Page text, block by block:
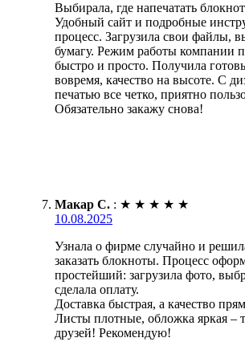
Выбирала, где напечатать
Удобный сайт и подробные
процесс. Загрузила свои файлы,
бумагу. Режим работы компании
быстро и просто. Получила
вовремя, качество на высоте. С
печатью все четко, приятно
Обязательно закажу снова!
Макар С. : ★ ★ ★ ★ ★
10.08.2025
Узнала о фирме случайно и
заказать блокноты. Процесс
простейший: загрузила фото,
сделала оплату.
Доставка быстрая, а качество
Листы плотные, обложка яркая –
друзей! Рекомендую!